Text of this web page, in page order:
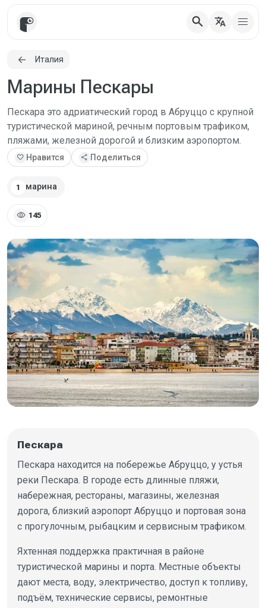
search translate
Италия
Марины Пескары
Пескара это адриатический город в Абруццо с крупной
туристической мариной, речным портовым трафиком,
пляжами, железной дорогой и близким аэропортом.
favorite Нравится share Поделиться
1 марина
visibility 145
Пескара
Пескара находится на побережье Абруццо, у устья
реки Пескара. В городе есть длинные пляжи,
набережная, рестораны, магазины, железная
дорога, близкий аэропорт Абруццо и портовая зона
с прогулочным, рыбацким и сервисным трафиком.
Яхтенная поддержка практичная в районе
туристической марины и порта. Местные объекты
дают места, воду, электричество, доступ к топливу,
подъём, технические сервисы, ремонтные